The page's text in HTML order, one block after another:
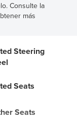
Consulte la
más
Steering
Seats
Seats